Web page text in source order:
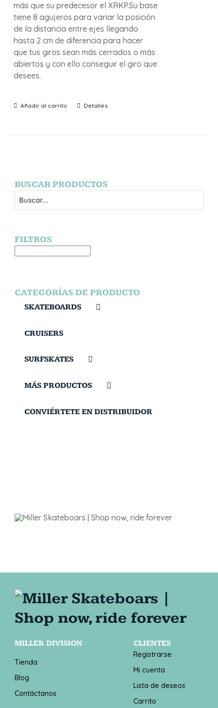
más que su predecesor el XRKP.Su base
tiene 8 agujeros para variar la posición
de la distancia entre ejes llegando
hasta 2 cm de diferencia para hacer
que tus giros sean más cerrados o más
abiertos y con ello conseguir el giro que
desees.
Añadir al carrito Detalles
BUSCAR PRODUCTOS
FILTROS
CATEGORÍAS DE PRODUCTO
SKATEBOARDS
CRUISERS
SURFSKATES
MÁS PRODUCTOS
CONVIÉRTETE EN DISTRIBUIDOR
MILLER DIVISION
Tienda
Blog
Contáctanos
CLIENTES
Registrarse
Mi cuenta
Lista de deseos
Carrito